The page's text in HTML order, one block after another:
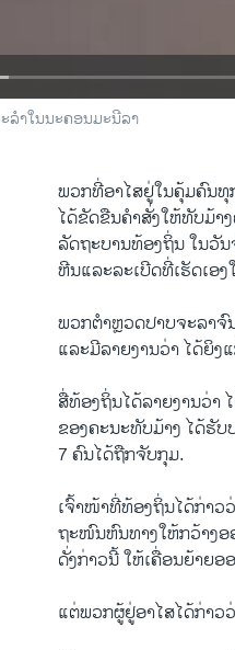
ລໍາໃນນະຄອນມະນີລາ
ພວກທີ່ອາໄສຢູ່ໃນຄຸ້ມຄົນ
ໄດ້ຂັດຂືນຄໍາສັ່ງໃຫ້ທັບມ້າ
ລັດຖະບານທ້ອງຖິ່ນ ໃນວັ
ຫີນແລະລະເບີດທີ່ເຮັດເອ
ພວກຕໍາຫຼວດປາບຈະລາຈົ
ແລະມີລາຍງານວ່າ ໄດ້ຍິ
ສື່ທ້ອງຖິ່ນໄດ້ລາຍງານວ່າ
ຂອງຄະນະທັບມ້າງ ໄດ້ຮັ
7 ຄົນໄດ້ຖືກຈັບກຸມ.
ເຈົ້າໜ້າທີ່ທ້ອງຖິ່ນໄດ້ກ່າວ
ຖະໜົນຫົນທາງໃຫ້ກວ້າງອ
ດັ່ງກ່າວນີ້ ໃຫ້ເຄື່ອນຍ້າຍ
ແຕ່ພວກຜູ້ຢູ່ອາໄສໄດ້ກ່າວ